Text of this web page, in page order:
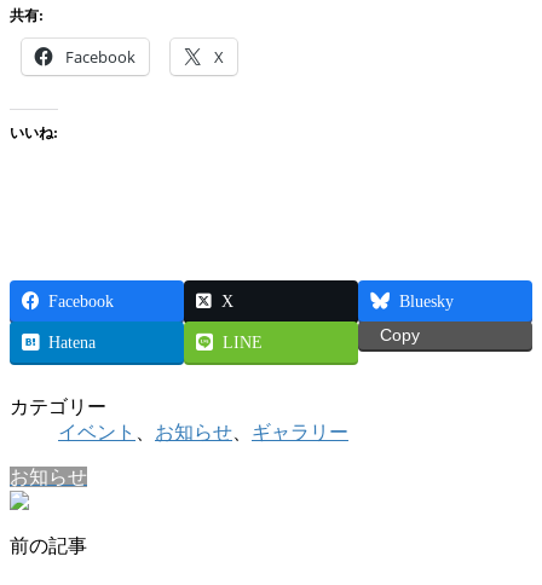
共有:
Facebook X
いいね:
Facebook X Bluesky
Hatena LINE Copy
カテゴリー
イベント
お知らせ ギャラリー
お知らせ
前の記事